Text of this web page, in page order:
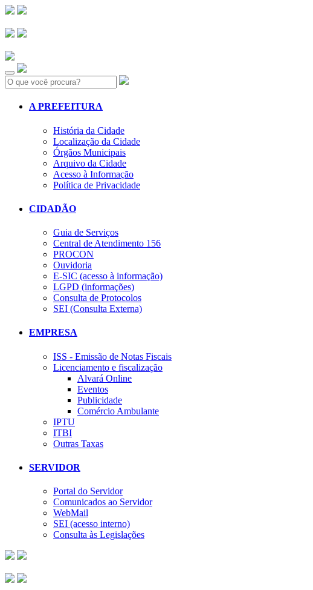
Search:
A PREFEITURA
História da Cidade
Localização da Cidade
Órgãos Municipais
Arquivo da Cidade
Acesso à Informação
Política de Privacidade
CIDADÃO
Guia de Serviços
Central de Atendimento 156
PROCON
Ouvidoria
E-SIC (acesso à informação)
LGPD (informações)
Consulta de Protocolos
SEI (Consulta Externa)
EMPRESA
ISS - Emissão de Notas Fiscais
Licenciamento e fiscalização
Alvará Online
Eventos
Publicidade
Comércio Ambulante
IPTU
ITBI
Outras Taxas
SERVIDOR
Portal do Servidor
Comunicados ao Servidor
WebMail
SEI (acesso interno)
Consulta às Legislações